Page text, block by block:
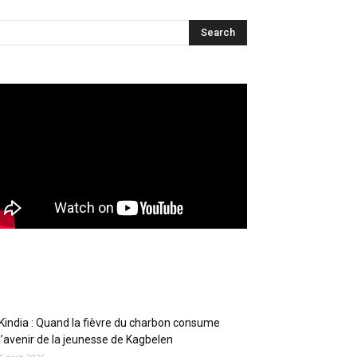
: Quand la fièvre du charbon consume
de la jeunesse de Kagbelen